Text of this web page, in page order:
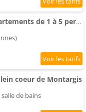
La maison Virginie appartements de 1 à 5 pers cosy central clim parking proximité port
coeur de Montargis
de bains